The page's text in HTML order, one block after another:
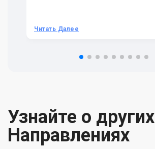
Читать Далее
Узнайте о других
Направлениях